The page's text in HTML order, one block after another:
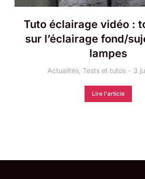
Tuto éclairage vidéo :
sur l’éclairage fond/
lampes
Actualités Tests et tutos 3
Lire l'article